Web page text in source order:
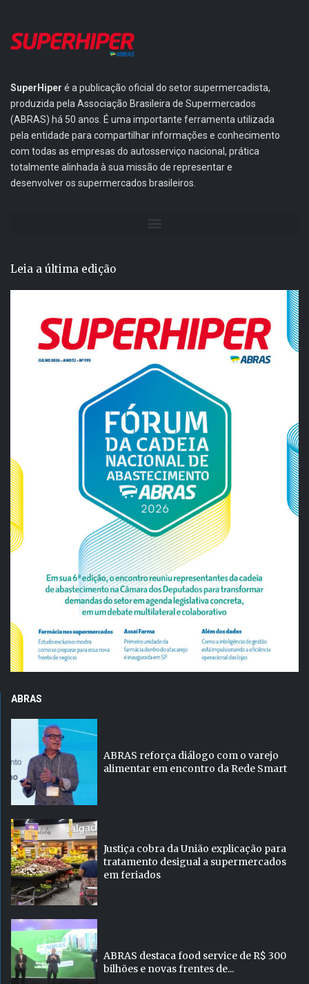
SuperHiper é a publicação oficial do setor supermercadista,
produzida pela Associação Brasileira de Supermercados
(ABRAS) há 50 anos. É uma importante ferramenta utilizada
pela entidade para compartilhar informações e conhecimento
com todas as empresas do autosserviço nacional, prática
totalmente alinhada à sua missão de representar e
desenvolver os supermercados brasileiros.
Leia a última edição
ABRAS
ABRAS reforça diálogo com o varejo
alimentar em encontro da Rede Smart
Justiça cobra da União explicação para
tratamento desigual a supermercados
em feriados
ABRAS destaca food service de R$ 300
bilhões e novas frentes de...